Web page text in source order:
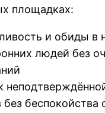
площадках:
и обиды в
людей без
без беспокойства